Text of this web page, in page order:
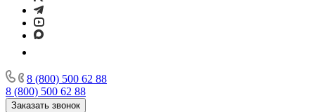
8 (800) 500 62 88
8 (800) 500 62 88
Заказать звонок